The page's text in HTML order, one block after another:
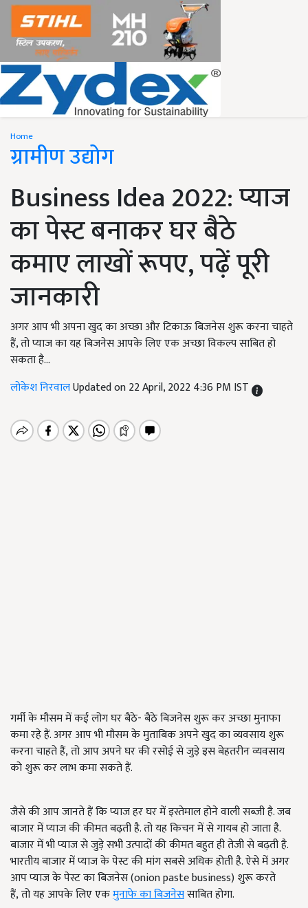
Home
ग्रामीण उद्योग
Business Idea 2022: प्याज
का पेस्ट बनाकर घर बैठे
कमाए लाखों रूपए, पढ़ें पूरी
जानकारी
अगर आप भी अपना खुद का अच्छा और टिकाऊ बिजनेस शुरू करना चाहते
हैं, तो प्याज का यह बिजनेस आपके लिए एक अच्छा विकल्प साबित हो
सकता है...
लोकेश निरवालUpdated on 22 April, 2022 4:36 PM IST
गर्मी के मौसम में कई लोग घर बैठे- बैठे बिजनेस शुरू कर अच्छा मुनाफा
कमा रहे हैं. अगर आप भी मौसम के मुताबिक अपने खुद का व्यवसाय शुरू
करना चाहते हैं, तो आप अपने घर की रसोई से जुड़े इस बेहतरीन व्यवसाय
को शुरू कर लाभ कमा सकते हैं.
जैसे की आप जानते हैं कि प्याज हर घर में इस्तेमाल होने वाली सब्जी है. जब
बाजार में प्याज की कीमत बढ़ती है. तो यह किचन में से गायब हो जाता है.
बाजार में भी प्याज से जुड़े सभी उत्पादों की कीमत बहुत ही तेजी से बढ़ती है.
भारतीय बाजार में प्याज के पेस्ट की मांग सबसे अधिक होती है. ऐसे में अगर
आप प्याज के पेस्ट का बिजनेस (onion paste business) शुरू करते
हैं, तो यह आपके लिए एकमुनाफे का बिजनेससाबित होगा.